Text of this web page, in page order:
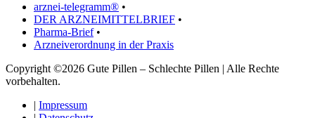
arznei-telegramm® •
DER ARZNEIMITTELBRIEF •
Pharma-Brief•
Arzneiverordnung in der Praxis
Copyright ©2026 Gute Pillen – Schlechte Pillen | Alle Rechte
vorbehalten.
| Impressum